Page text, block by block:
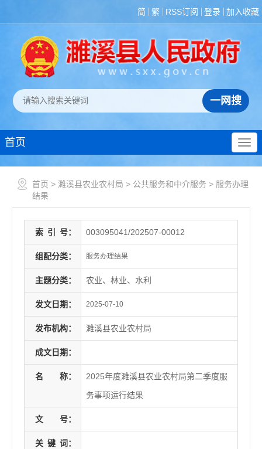
简 繁 RSS订阅 登录 加入收藏
首页
首页 > 濉溪县农业农村局 > 公共服务和中介服务 > 服务办理
结果
索 引 号： 003095041/202507-00012
组配分类： 服务办理结果
主题分类： 农业、林业、水利
发文日期： 2025-07-10
发布机构： 濉溪县农业农村局
成文日期：
名 称：
2025年度濉溪县农业农村局第二季度服
务事项运行结果
文 号：
关 键 词：